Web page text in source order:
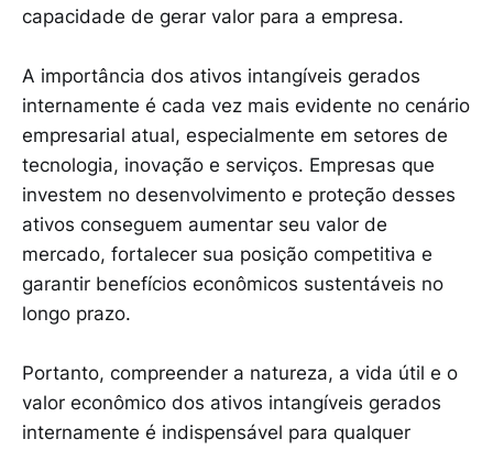
capacidade de gerar valor para a empresa.
A importância dos ativos intangíveis gerados
internamente é cada vez mais evidente no cenário
empresarial atual, especialmente em setores de
tecnologia, inovação e serviços. Empresas que
investem no desenvolvimento e proteção desses
ativos conseguem aumentar seu valor de
mercado, fortalecer sua posição competitiva e
garantir benefícios econômicos sustentáveis no
longo prazo.
Portanto, compreender a natureza, a vida útil e o
valor econômico dos ativos intangíveis gerados
internamente é indispensável para qualquer